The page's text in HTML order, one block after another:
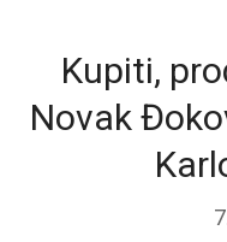
Kupiti,
Novak